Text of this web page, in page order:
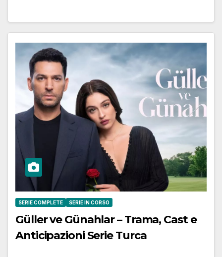
SERIE COMPLETE SERIE IN CORSO
Güller ve Günahlar – Trama, Cast e
Anticipazioni Serie Turca